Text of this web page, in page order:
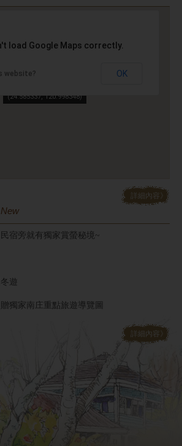
(24.585337, 120.998348)
load Google Maps correctly.
website? OK
詳細內容》
宿旁就有獨家賞螢秘境~
遊
獨家南庄重點旅遊導覽圖
詳細內容》